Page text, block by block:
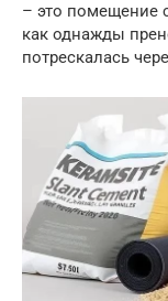
– это
как однажды
потрескалась